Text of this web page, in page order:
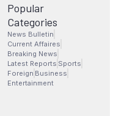
Popular
Categories
News Bulletin
Current Affaires
Breaking News
Latest Reports Sports
Foreign Business
Entertainment